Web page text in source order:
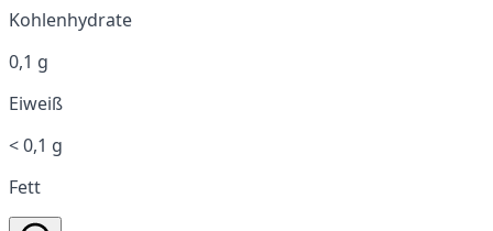
Kohlenhydrate
0,1 g
Eiweiß
< 0,1 g
Fett